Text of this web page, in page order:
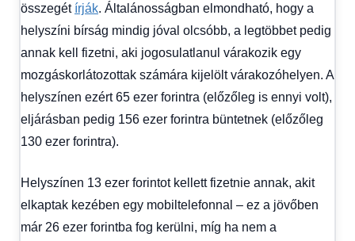
összegét írják. Általánosságban elmondható, hogy a
helyszíni bírság mindig jóval olcsóbb, a legtöbbet pedig
annak kell fizetni, aki jogosulatlanul várakozik egy
mozgáskorlátozottak számára kijelölt várakozóhelyen. A
helyszínen ezért 65 ezer forintra (előzőleg is ennyi volt),
eljárásban pedig 156 ezer forintra büntetnek (előzőleg
130 ezer forintra).
Helyszínen 13 ezer forintot kellett fizetnie annak, akit
elkaptak kezében egy mobiltelefonnal – ez a jövőben
már 26 ezer forintba fog kerülni, míg ha nem a